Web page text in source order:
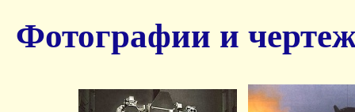
Фотографии и